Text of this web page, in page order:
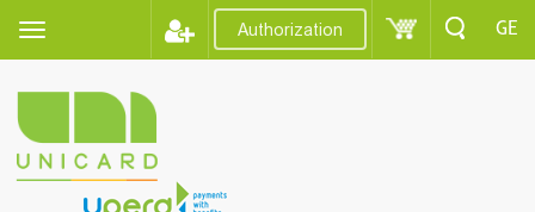
Authorization GE